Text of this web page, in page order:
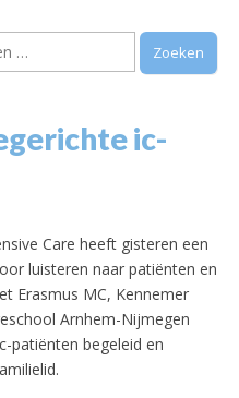
ic-
Care heeft gisteren een
luisteren naar patiënten en
Erasmus MC, Kennemer
Arnhem-Nijmegen
patiënten begeleid en